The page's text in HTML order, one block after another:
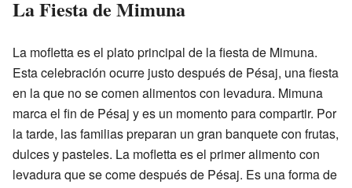
La Fiesta de Mimuna
La mofletta es el plato principal de la fiesta de Mimuna.
Esta celebración ocurre justo después de Pésaj, una fiesta
en la que no se comen alimentos con levadura. Mimuna
marca el fin de Pésaj y es un momento para compartir. Por
la tarde, las familias preparan un gran banquete con frutas,
dulces y pasteles. La mofletta es el primer alimento con
levadura que se come después de Pésaj. Es una forma de